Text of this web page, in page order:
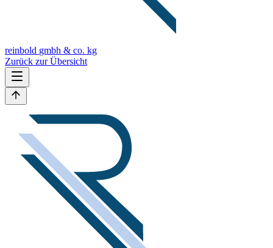
reinbold gmbh & co. kg
Zurück zur Übersicht